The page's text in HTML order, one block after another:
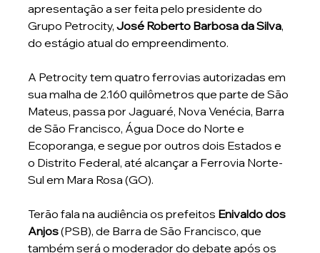
apresentação a ser feita pelo presidente do
Grupo Petrocity, José Roberto Barbosa da Silva,
do estágio atual do empreendimento.
A Petrocity tem quatro ferrovias autorizadas em
sua malha de 2.160 quilômetros que parte de São
Mateus, passa por Jaguaré, Nova Venécia, Barra
de São Francisco, Água Doce do Norte e
Ecoporanga, e segue por outros dois Estados e
o Distrito Federal, até alcançar a Ferrovia Norte-
Sul em Mara Rosa (GO).
Terão fala na audiência os prefeitos Enivaldo dos
Anjos (PSB), de Barra de São Francisco, que
também será o moderador do debate após os